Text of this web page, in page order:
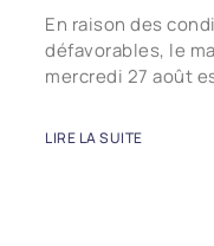
En raison des
défavorables, le
mercredi 27 août
LIRE LA SUITE